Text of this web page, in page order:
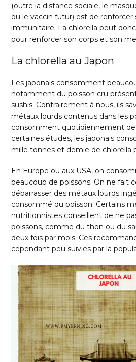
(outre la distance sociale, le
ou le vaccin futur) est de renforcer
immunitaire. La chlorella peut
pour renforcer son corps et son
La chlorella au Japon
Les japonais consomment
notamment du poisson cru
sushis. Contrairement à nous, ils
métaux lourds contenus dans les
consomment quotidiennement de
certaines études, les japonais
mille tonnes et demie de chlorella
En Europe ou aux USA, on
beaucoup de poissons. On ne fait
débarrasser des métaux lourds
consommé du poisson. Certains
nutritionnistes conseillent de ne
poissons, comme du thon ou du
deux fois par mois. Ces
cependant peu suivies par la